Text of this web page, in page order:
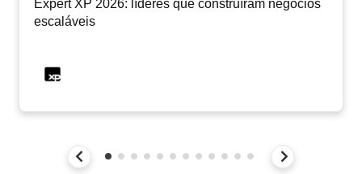
Expert XP 2026: líderes que construíram negócios
escaláveis